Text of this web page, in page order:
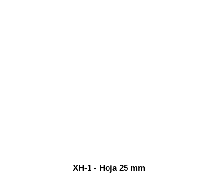
XH-1 - Hoja 25 mm